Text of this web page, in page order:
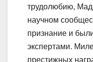
трудолюбию,
научном
признание и
экспертами.
престижных